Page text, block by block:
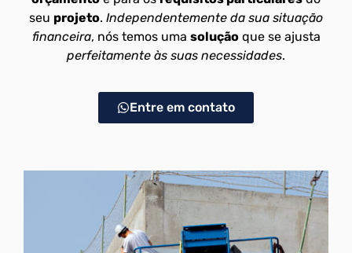
seu projeto. Independentemente da sua situação
financeira, nós temos uma soluçãoque se ajusta
perfeitamente às suas necessidades.
Entre em contato